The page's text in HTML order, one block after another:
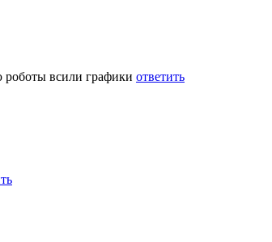
всили графики ответить